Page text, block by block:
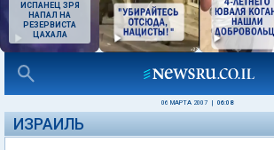
ИСПАНЕЦ ЗРЯ
НАПАЛ НА
РЕЗЕРВИСТА
ЦАХАЛА
06 МАРТА 2007 06:08
ИЗРАИЛЬ